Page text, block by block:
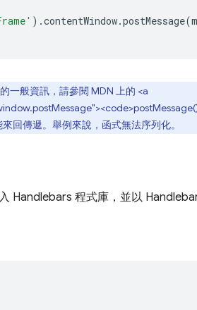
).contentWindow.postMessage(
一般資訊，請參閱 MDN 上的 <a
回傳遞。舉例來說，函式無法序列化。
Handlebars 程式庫，並以